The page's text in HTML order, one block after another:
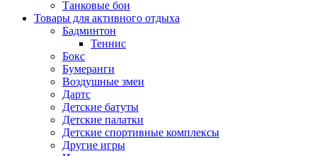
Танковые бои
Товары для активного отдыха
Бадминтон
Теннис
Бокс
Бумеранги
Воздушные змеи
Дартс
Детские батуты
Детские палатки
Детские спортивные комплексы
Другие игры